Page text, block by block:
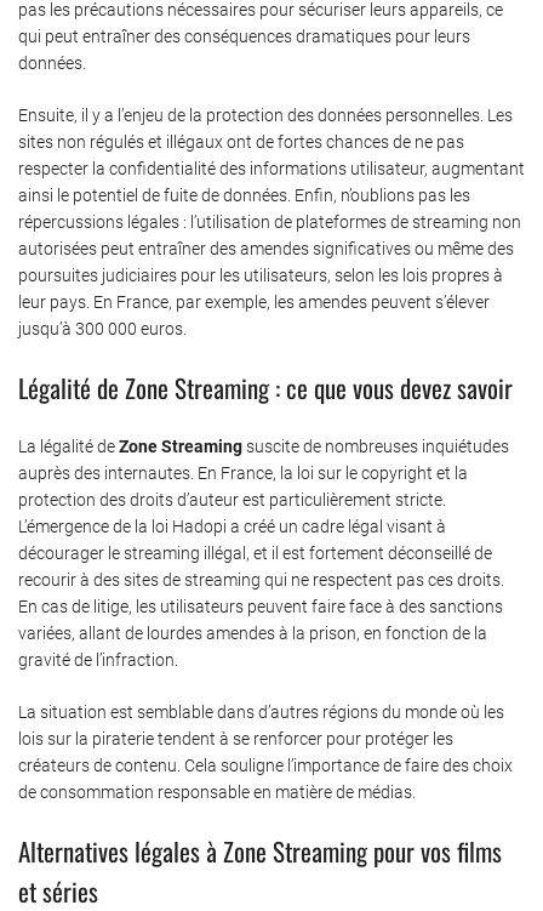
pas les précautions nécessaires pour sécuriser leurs appareils, ce
qui peut entraîner des conséquences dramatiques pour leurs
données.
Ensuite, il y a l’enjeu de la protection des données personnelles. Les
sites non régulés et illégaux ont de fortes chances de ne pas
respecter la confidentialité des informations utilisateur, augmentant
ainsi le potentiel de fuite de données. Enfin, n’oublions pas les
répercussions légales : l’utilisation de plateformes de streaming non
autorisées peut entraîner des amendes significatives ou même des
poursuites judiciaires pour les utilisateurs, selon les lois propres à
leur pays. En France, par exemple, les amendes peuvent s’élever
jusqu’à 300 000 euros.
Légalité de Zone Streaming : ce que vous devez savoir
La légalité deZone Streamingsuscite de nombreuses inquiétudes
auprès des internautes. En France, la loi sur le copyright et la
protection des droits d’auteur est particulièrement stricte.
L’émergence de la loi Hadopi a créé un cadre légal visant à
décourager le streaming illégal, et il est fortement déconseillé de
recourir à des sites de streaming qui ne respectent pas ces droits.
En cas de litige, les utilisateurs peuvent faire face à des sanctions
variées, allant de lourdes amendes à la prison, en fonction de la
gravité de l’infraction.
La situation est semblable dans d’autres régions du monde où les
lois sur la piraterie tendent à se renforcer pour protéger les
créateurs de contenu. Cela souligne l’importance de faire des choix
de consommation responsable en matière de médias.
Alternatives légales à Zone Streaming pour vos films
et séries